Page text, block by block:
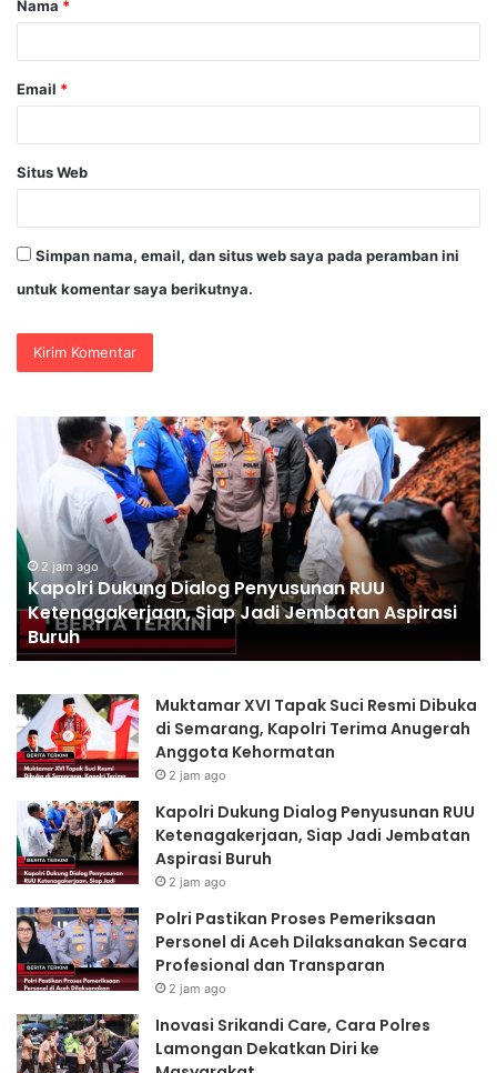
rNama *
Email *
Situs Web
Simpan nama, email, dan situs web saya pada peramban ini
untuk komentar saya berikutnya.
Pastikan
Pemeriksaan
Personel
di
Aceh
Dilaksanakan
Secara
Profesional
dan
2 jam ago
Polri Pastikan Proses Pemeriksaan Personel di
Aceh Dilaksanakan Secara Profesional dan
Transparan
Muktamar XVI Tapak Suci Resmi Dibuka
di Semarang, Kapolri Terima Anugerah
Anggota Kehormatan
2 jam ago
Kapolri Dukung Dialog Penyusunan RUU
Ketenagakerjaan, Siap Jadi Jembatan
Aspirasi Buruh
2 jam ago
Polri Pastikan Proses Pemeriksaan
Personel di Aceh Dilaksanakan Secara
Profesional dan Transparan
2 jam ago
Inovasi Srikandi Care, Cara Polres
Lamongan Dekatkan Diri ke